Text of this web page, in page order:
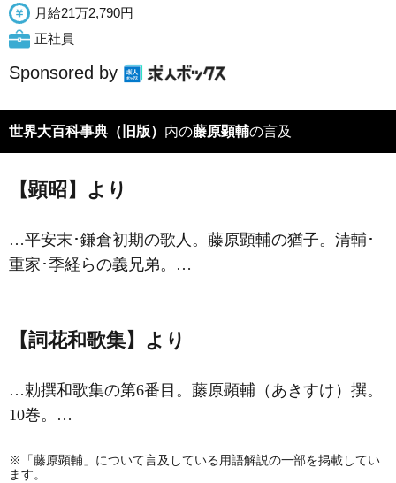
月給21万2,790円
正社員
Sponsored by
世界大百科事典（旧版） 内の藤原顕輔の言及
【顕昭】より
…平安末･鎌倉初期の歌人。 藤原顕輔の猶子。清輔･
重家･季経らの義兄弟。…
【詞花和歌集】より
…勅撰和歌集の第6番目。 藤原顕輔 （あきすけ）撰。
10巻。…
※「藤原顕輔」について言及している用語解説の一部を掲載してい
ます。